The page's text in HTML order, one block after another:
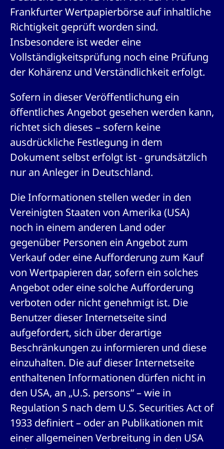
institutionellen Kunden Zugang zu einem
Dark Pool, der die effiziente Ausführung
zum Midpoint-Preis ermöglicht.
Jetzt abonnieren
Frankfurter Wertpapierbörse auf inhaltliche
Richtigkeit geprüft worden sind.
Insbesondere ist weder eine
Vollständigkeitsprüfung noch eine Prüfung
der Kohärenz und Verständlichkeit erfolgt.
Sofern in dieser Veröffentlichung ein
öffentliches Angebot gesehen werden kann,
richtet sich dieses – sofern keine
ausdrückliche Festlegung in dem
Dokument selbst erfolgt ist - grundsätzlich
nur an Anleger in Deutschland.
Die Informationen stellen weder in den
Vereinigten Staaten von Amerika (USA)
noch in einem anderen Land oder
gegenüber Personen ein Angebot zum
Verkauf oder eine Aufforderung zum Kauf
von Wertpapieren dar, sofern ein solches
Angebot oder eine solche Aufforderung
verboten oder nicht genehmigt ist. Die
Benutzer dieser Internetseite sind
aufgefordert, sich über derartige
Beschränkungen zu informieren und diese
einzuhalten. Die auf dieser Internetseite
enthaltenen Informationen dürfen nicht in
den USA, an „U.S. persons“ – wie in
Regulation S nach dem U.S. Securities Act of
1933 definiert – oder an Publikationen mit
einer allgemeinen Verbreitung in den USA
ApplicationGatewayAffinity
www.cashmarket.deutsche-
boerse.com
CookieScriptConsent
CookieScript
.cashmarket.deutsche-
boerse.com
ApplicationGatewayAffinityCORS
analytics.deutsche-
boerse.com
Session
ApplicationGatewayAffinityCORS
www.cashmarket.deutsche-
boerse.com
Session
Name Anbieter / Domain
Gültig
bis
Beschreibung
_pk_id.7.931a
www.cashmarket.deutsche-
1 Jahr
Dieser Cookie-Name
Anbieter /
Domain
Gültig
bis